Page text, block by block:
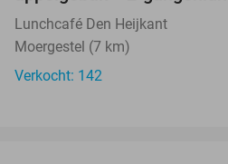
Lunchcafé Den Heijkant
Moergestel (7 km)
Verkocht: 142